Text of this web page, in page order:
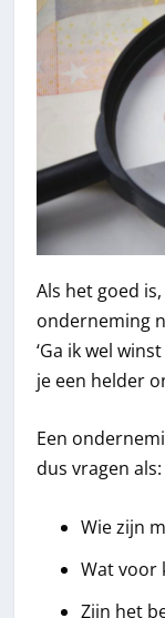
Als het goed
onderneming
‘Ga ik wel
je een helder
Een
dus vragen als:
Wie zijn
Wat voor
Zijn het